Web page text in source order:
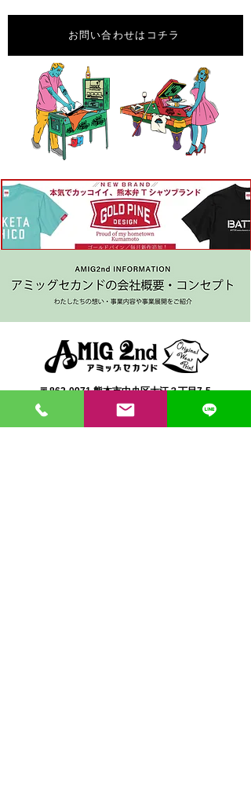
お問い合わせはコチラ
〒862-0971 熊本市中央区大江３丁目7-5
​Phone
096-342-4418Fax
096-342-4880